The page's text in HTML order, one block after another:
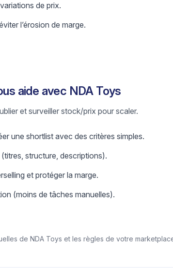
de prix.
l’érosion de marge.
aide avec NDA Toys
et surveiller stock/prix pour scaler.
une shortlist avec des critères simples.
structure, descriptions).
et protéger la marge.
(moins de tâches manuelles).
de NDA Toys et les règles de votre